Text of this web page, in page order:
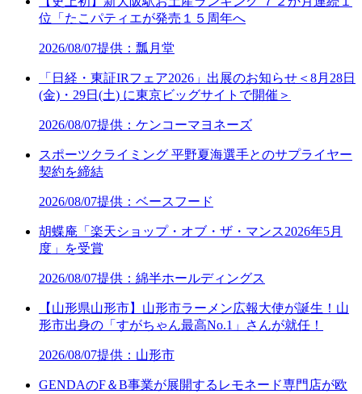
位「たこパティエが発売１５周年へ
2026/08/07提供：瓢月堂
「日経・東証IRフェア2026」出展のお知らせ＜8月28日
(金)・29日(土) に東京ビッグサイトで開催＞
2026/08/07提供：ケンコーマヨネーズ
スポーツクライミング 平野夏海選手とのサプライヤー
契約を締結
2026/08/07提供：ベースフード
胡蝶庵「楽天ショップ・オブ・ザ・マンス2026年5月
度」を受賞
2026/08/07提供：綿半ホールディングス
【山形県山形市】山形市ラーメン広報大使が誕生！山
形市出身の「すがちゃん最高No.1」さんが就任！
2026/08/07提供：山形市
GENDAのF＆B事業が展開するレモネード専門店が欧